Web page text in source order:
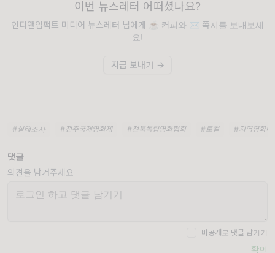
이번 뉴스레터 어떠셨나요?
인디앤임팩트 미디어 뉴스레터 님에게 ☕️ 커피와 ✉️ 쪽지를 보내보세
요!
지금 보내기 →
#실태조사 #전주국제영화제 #전북독립영화협회 #로컬 #지역영화네
댓글
의견을 남겨주세요
비공개로 댓글 남기기
확인